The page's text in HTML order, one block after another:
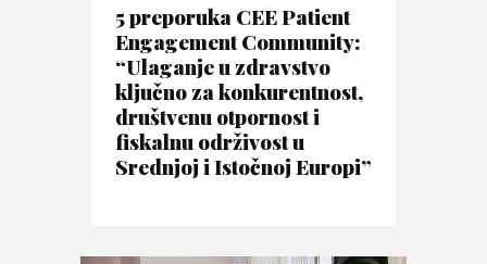
5 preporuka CEE Patient
Engagement Community:
“Ulaganje u zdravstvo
ključno za konkurentnost,
društvenu otpornost i
fiskalnu održivost u
Srednjoj i Istočnoj Europi”